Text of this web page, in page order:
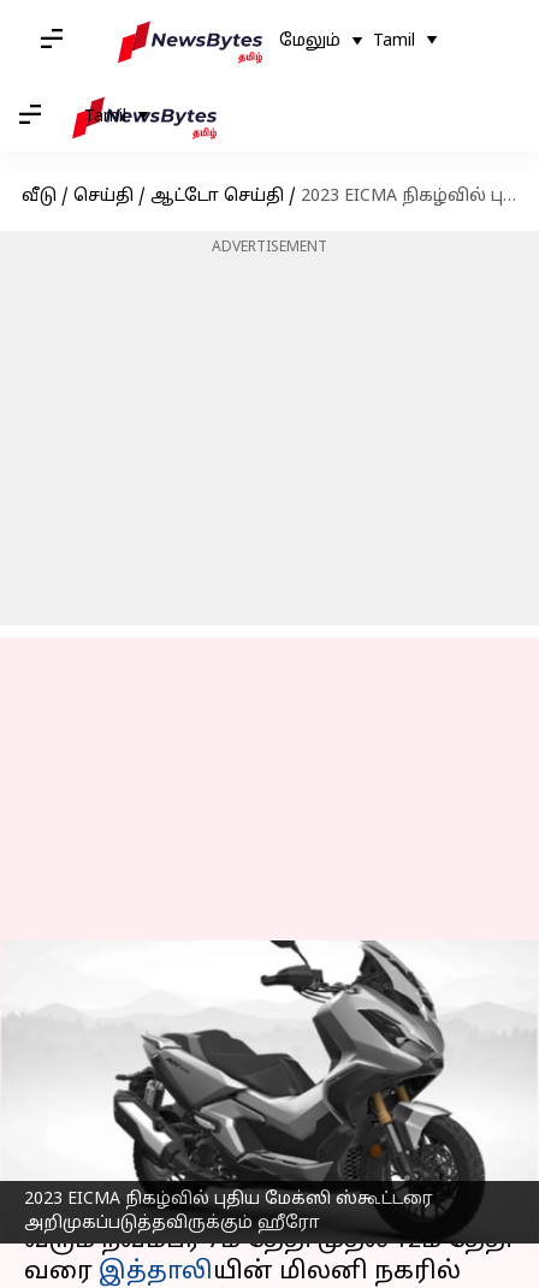
மேலும் Tamil
Tamil
வீடு / செய்தி / ஆட்டோ செய்தி / 2023 EICMA நிகழ்வில் புதிய மேக்ஸி ஸ்கூட்டரை அறிமுகப்படுத்தவிருக்கும் ஹீரோ
ADVERTISEMENT
2023 EICMA நிகழ்வில் புதிய மேக்ஸி ஸ்கூட்டரை
அறிமுகப்படுத்தவிருக்கும் ஹீரோ
2023 EICMA நிகழ்வில் புதிய
மேக்ஸி ஸ்கூட்டரை
அறிமுகப்படுத்தவிருக்கும்
ஹீரோ
Prasanna Venkatesh Nov 05, 2023 03:00 pm
செய்தி முன்னோட்டம்
வரும் நவம்பர் 7ம் தேதி முதல் 12ம் தேதி
வரை இத்தாலியின் மிலனி நகரில்